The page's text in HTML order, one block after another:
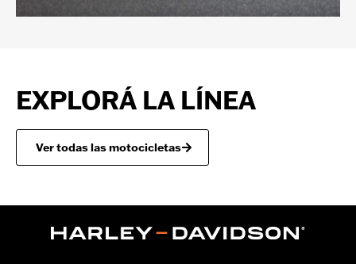
EXPLORÁ LA LÍNEA
Ver todas las motocicletas